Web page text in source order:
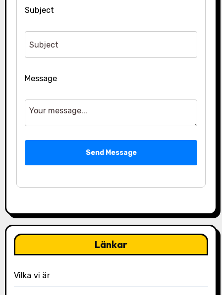
Subject
Message
Send Message
Länkar
Vilka vi är